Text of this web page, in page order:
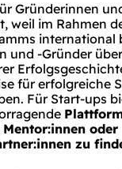
Gründerinnen
weil im Rahmen
international
und -Gründer
für erfolgreiche
Für Start-ups
oder
zu